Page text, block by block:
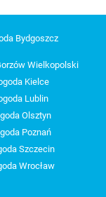
Bydgoszcz
Wielkopolski
Kielce
Lublin
Olsztyn
Poznań
Szczecin
Wrocław